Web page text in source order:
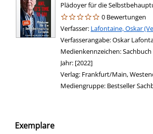
Plädoyer für die
0 Bewertungen
Verfasser: Suche nach diesem
Lafontaine, Oskar
Verfasserangabe:Oskar
Medienkennzeichen:Sachbuch
Jahr: [2022]
Verlag: Frankfurt/Main,
Mediengruppe: Bestseller
Exemplare